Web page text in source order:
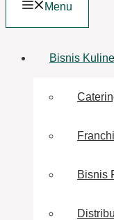
Menu
Bisnis
Bisnis